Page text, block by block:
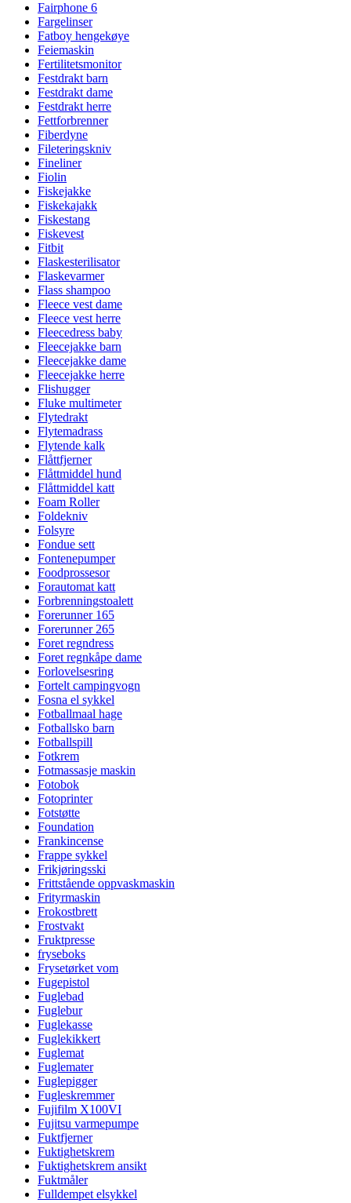
Fairphone 6
Fargelinser
Fatboy hengekøye
Feiemaskin
Fertilitetsmonitor
Festdrakt barn
Festdrakt dame
Festdrakt herre
Fettforbrenner
Fiberdyne
Fileteringskniv
Fineliner
Fiolin
Fiskejakke
Fiskekajakk
Fiskestang
Fiskevest
Fitbit
Flaskesterilisator
Flaskevarmer
Flass shampoo
Fleece vest dame
Fleece vest herre
Fleecedress baby
Fleecejakke barn
Fleecejakke dame
Fleecejakke herre
Flishugger
Fluke multimeter
Flytedrakt
Flytemadrass
Flytende kalk
Flåttfjerner
Flåttmiddel hund
Flåttmiddel katt
Foam Roller
Foldekniv
Folsyre
Fondue sett
Fontenepumper
Foodprossesor
Forautomat katt
Forbrenningstoalett
Forerunner 165
Forerunner 265
Foret regndress
Foret regnkåpe dame
Forlovelsesring
Fortelt campingvogn
Fosna el sykkel
Fotballmaal hage
Fotballsko barn
Fotballspill
Fotkrem
Fotmassasje maskin
Fotobok
Fotoprinter
Fotstøtte
Foundation
Frankincense
Frappe sykkel
Frikjøringsski
Frittstående oppvaskmaskin
Frityrmaskin
Frokostbrett
Frostvakt
Fruktpresse
fryseboks
Frysetørket vom
Fugepistol
Fuglebad
Fuglebur
Fuglekasse
Fuglekikkert
Fuglemat
Fuglemater
Fuglepigger
Fugleskremmer
Fujifilm X100VI
Fujitsu varmepumpe
Fuktfjerner
Fuktighetskrem
Fuktighetskrem ansikt
Fuktmåler
Fulldempet elsykkel